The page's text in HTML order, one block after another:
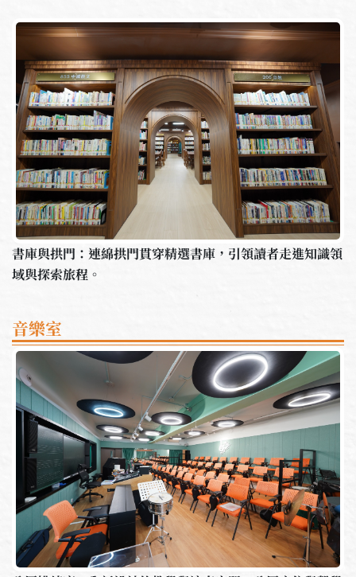
書庫與拱門：連綿拱門貫穿精選書庫，引領讀者走進知識領
域與探索旅程。
音樂室